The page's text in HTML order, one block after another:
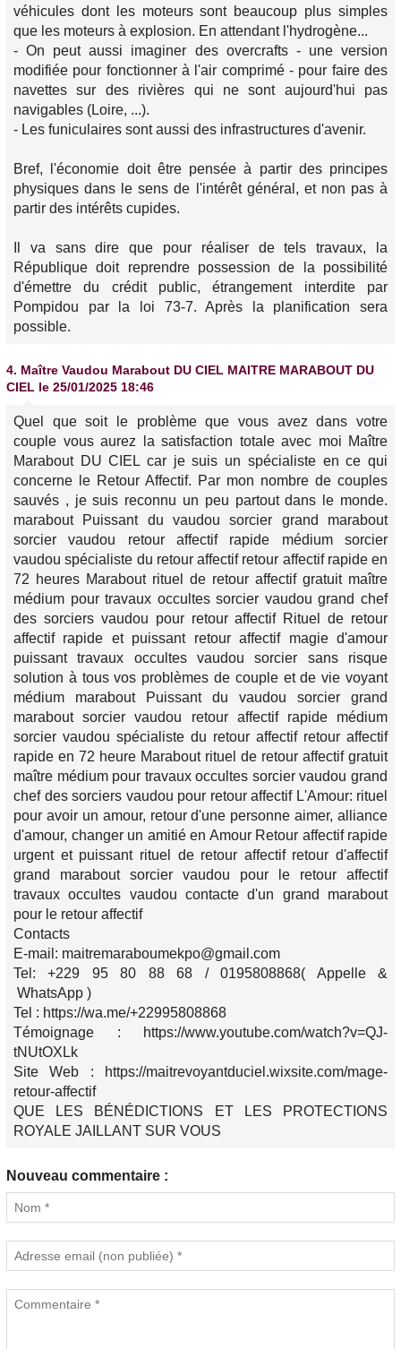
véhicules dont les moteurs sont beaucoup plus simples
que les moteurs à explosion. En attendant l'hydrogène...
- On peut aussi imaginer des overcrafts - une version
modifiée pour fonctionner à l'air comprimé - pour faire des
navettes sur des rivières qui ne sont aujourd'hui pas
navigables (Loire, ...).
- Les funiculaires sont aussi des infrastructures d'avenir.
Bref, l'économie doit être pensée à partir des principes
physiques dans le sens de l'intérêt général, et non pas à
partir des intérêts cupides.
Il va sans dire que pour réaliser de tels travaux, la
République doit reprendre possession de la possibilité
d'émettre du crédit public, étrangement interdite par
Pompidou par la loi 73-7. Après la planification sera
possible.
4. Maître Vaudou Marabout DU CIEL MAITRE MARABOUT DU
CIEL le 25/01/2025 18:46
Quel que soit le problème que vous avez dans votre
couple vous aurez la satisfaction totale avec moi Maître
Marabout DU CIEL car je suis un spécialiste en ce qui
concerne le Retour Affectif. Par mon nombre de couples
sauvés , je suis reconnu un peu partout dans le monde.
marabout Puissant du vaudou sorcier grand marabout
sorcier vaudou retour affectif rapide médium sorcier
vaudou spécialiste du retour affectif retour affectif rapide en
72 heures Marabout rituel de retour affectif gratuit maître
médium pour travaux occultes sorcier vaudou grand chef
des sorciers vaudou pour retour affectif Rituel de retour
affectif rapide et puissant retour affectif magie d'amour
puissant travaux occultes vaudou sorcier sans risque
solution à tous vos problèmes de couple et de vie voyant
médium marabout Puissant du vaudou sorcier grand
marabout sorcier vaudou retour affectif rapide médium
sorcier vaudou spécialiste du retour affectif retour affectif
rapide en 72 heure Marabout rituel de retour affectif gratuit
maître médium pour travaux occultes sorcier vaudou grand
chef des sorciers vaudou pour retour affectif L'Amour: rituel
pour avoir un amour, retour d'une personne aimer, alliance
d'amour, changer un amitié en Amour Retour affectif rapide
urgent et puissant rituel de retour affectif retour d'affectif
grand marabout sorcier vaudou pour le retour affectif
travaux occultes vaudou contacte d'un grand marabout
pour le retour affectif
Contacts
E-mail: maitremaraboumekpo@gmail.com
Tel: +229 95 80 88 68 / 0195808868( Appelle &
WhatsApp )
Tel : https://wa.me/+22995808868
Témoignage : https://www.youtube.com/watch?v=QJ-
tNUtOXLk
Site Web : https://maitrevoyantduciel.wixsite.com/mage-
retour-affectif
QUE LES BÉNÉDICTIONS ET LES PROTECTIONS
ROYALE JAILLANT SUR VOUS
Nouveau commentaire :